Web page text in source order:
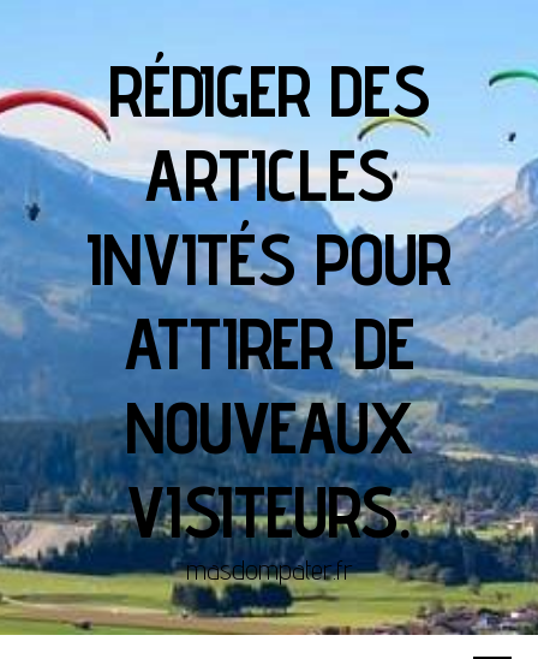
RÉDIGER DES
ARTICLES
INVITÉS POUR
ATTIRER DE
NOUVEAUX
VISITEURS.
masdompater.fr